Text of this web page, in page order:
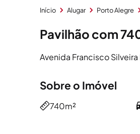
Início Alugar Porto Alegre
Pavilhão com
Avenida Francisco
Sobre o Imóvel
740m²